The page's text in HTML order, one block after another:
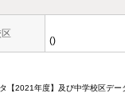
()
【2021年度】及び中学校区デ